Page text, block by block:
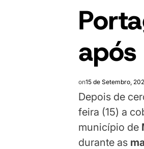
on15 de Setembro,
Depois de
feira (15) a
município de
durante as